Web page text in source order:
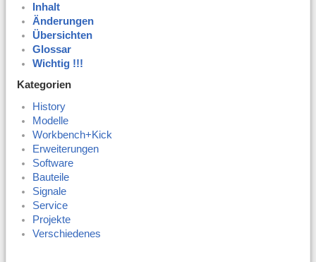
Inhalt
Änderungen
Übersichten
Glossar
Wichtig !!!
Kategorien
History
Modelle
Workbench+Kick
Erweiterungen
Software
Bauteile
Signale
Service
Projekte
Verschiedenes